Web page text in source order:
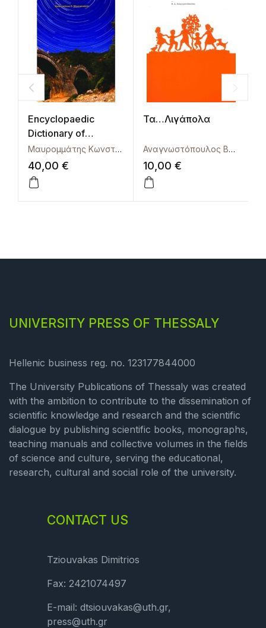
Encyclopaedic
Dictionary of
Astronomy
Μαυρομμάτης Κωνσταντίνος
40,00 €
Τα…Λιγάπολα
Αναγνωστόπουλος Βασίλειος
10,00 €
UNIVERSITY PRESS OF THESSALY
Hellenic business reg. no. 123177844000
The University Publications of Thessaly was created
with the ambition to contribute to the dissemination of
scientific knowledge and research and the scientific
dialogue by publishing scientific books, monographs,
teaching manuals and collective volumes in the fields
of science and culture, serving the educational,
research, cultural and social role of the university.
CONTACT US
Tziouvakas Dimitrios
Fax: 2421074497
E-mail: dtsiouvakas@uth.gr,
press@uth.gr